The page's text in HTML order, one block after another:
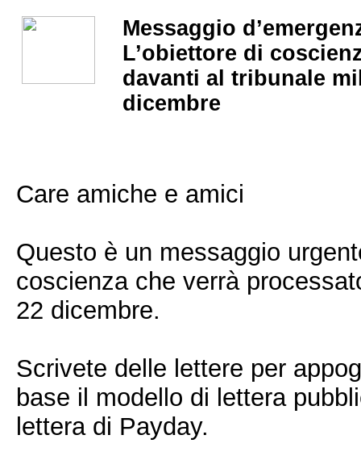
Messaggio
L’obiettore di
davanti al tribunale
dicembre
Care amiche e amici
Questo è un messaggio
coscienza che verrà
22 dicembre.
Scrivete delle lettere per
base il modello di lettera
lettera di Payday.